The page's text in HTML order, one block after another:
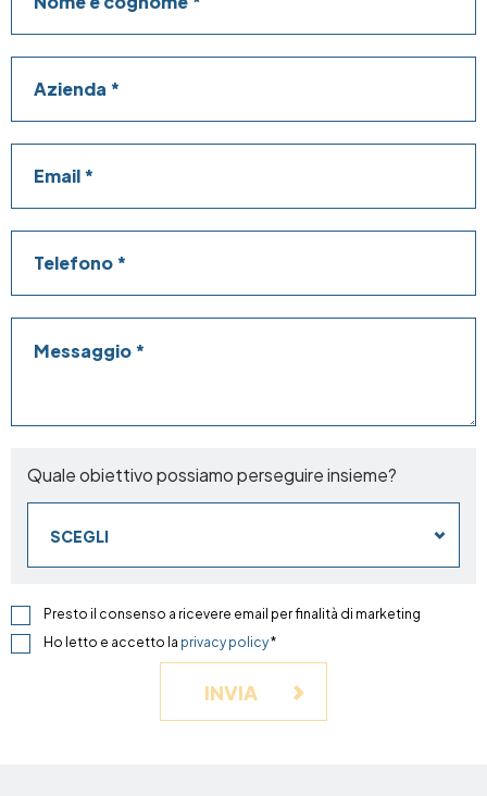
Quale obiettivo possiamo perseguire insieme?
SCEGLI
Presto il consenso a ricevere email per finalità di marketing
Ho letto e accetto la privacy policy*
INVIA